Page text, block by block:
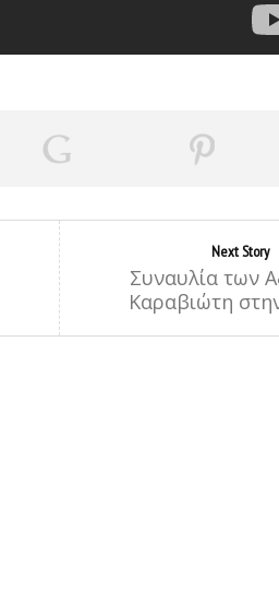
Next Story
Συναυλία των
Καραβιώτη